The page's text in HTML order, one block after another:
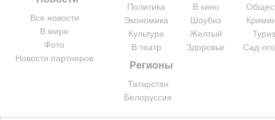
Все новости
В мире
Фото
Новости партнеров
Политика
Экономика
Культура
В театр
В кино
Шоубиз
Желтый
Здоровье
Сад-
Регионы
Татарстан
Белоруссия